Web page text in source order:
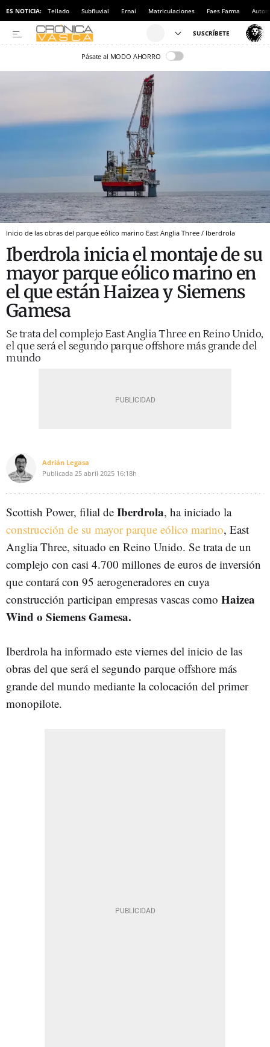
ES NOTICIA: Tellado Subfluvial Ernai Matriculaciones Faes Farma
Pásate al MODO AHORRO
Inicio de las obras del parque eólico marino East Anglia Three / Iberdrola
Iberdrola inicia el montaje de su
mayor parque eólico marino en
el que están Haizea y Siemens
Gamesa
Se trata del complejo East Anglia Three en Reino Unido,
el que será el segundo parque offshore más grande del
mundo
Adrián Legasa
Publicada 25 abril 2025 16:18h
Scottish Power, filial de Iberdrola, ha iniciado la
construcción de su mayor parque eólico marino, East
Anglia Three, situado en Reino Unido. Se trata de un
complejo con casi 4.700 millones de euros de inversión
que contará con 95 aerogeneradores en cuya
construcción participan empresas vascas como Haizea
Wind o Siemens Gamesa.
Iberdrola ha informado este viernes del inicio de las
obras del que será el segundo parque offshore más
grande del mundo mediante la colocación del primer
monopilote.